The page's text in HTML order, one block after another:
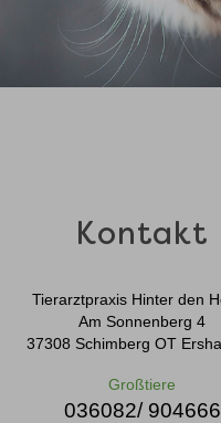
Kontakt
Großtiere
036082/ 904666
Tierarztpraxis Hinter den
Am Sonnenberg 4
37308 Schimberg OT